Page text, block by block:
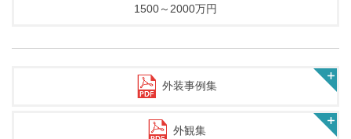
1500～2000万円
外装事例集
外観集